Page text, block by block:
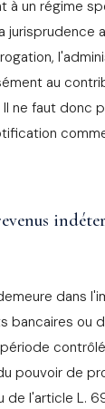
à un régime
jurisprudence
au
ne faut donc
dans
bancaires ou
pouvoir de
de l'article L.